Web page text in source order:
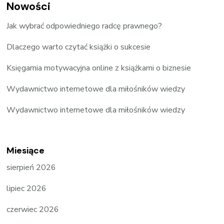
Nowości
Jak wybrać odpowiedniego radcę prawnego?
Dlaczego warto czytać książki o sukcesie
Księgarnia motywacyjna online z książkami o biznesie
Wydawnictwo internetowe dla miłośników wiedzy
Wydawnictwo internetowe dla miłośników wiedzy
Miesiące
sierpień 2026
lipiec 2026
czerwiec 2026